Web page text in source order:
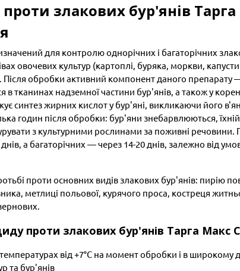
злакових бур'янів Тарга
для контролю однорічних і багаторічних
овочевих культур (картоплі, буряка, моркви, капусти
Після обробки активний компонент даного препарату
тканинах надземної частини бур'янів, а також у
синтез жирних кислот у бур'яні, викликаючи його
годин після обробки: бур'яни знебарвлюються, їхній
з культурними рослинами за поживні речовини.
а багаторічних — через 14-20 днів, залежно від
проти основних видів злакових бур'янів: пирію
метлиці польової, курячого проса, костреця
проти злакових бур'янів Тарга Макс
від +7°С на момент обробки і в широкому
та бур'янів